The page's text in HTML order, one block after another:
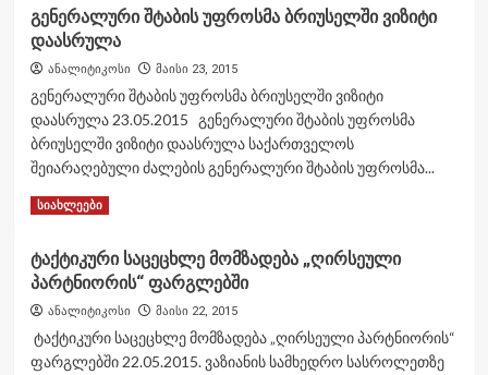
წლის
ქართველი
გენერელი
შალვა
გენერალური შტაბის უფროსმა ბრიუსელში ვიზიტი
დაასრულა
ანალიტიკოსი მაისი 23, 2015
გენერალური შტაბის უფროსმა ბრიუსელში ვიზიტი
დაასრულა 23.05.2015 გენერალური შტაბის უფროსმა
ბრიუსელში ვიზიტი დაასრულა საქართველოს
შეიარაღებული ძალების გენერალური შტაბის უფროსმა...
Read MoreRead
გენერალური
შტაბის
უფროსმა
ვიზიტი
დაასრულა
სიახლეები
ტაქტიკური საცეცხლე მომზადება „ღირსეული
პარტნიორის“ ფარგლებში
ანალიტიკოსი მაისი 22, 2015
ტაქტიკური საცეცხლე მომზადება „ღირსეული პარტნიორის“
ფარგლებში 22.05.2015. ვაზიანის სამხედრო სასროლეთზე